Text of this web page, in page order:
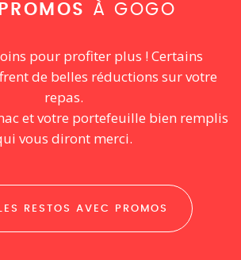
À GOGO
pour profiter plus ! Certains
de belles réductions sur votre
repas.
et votre portefeuille bien remplis
vous diront merci.
RESTOS AVEC PROMOS